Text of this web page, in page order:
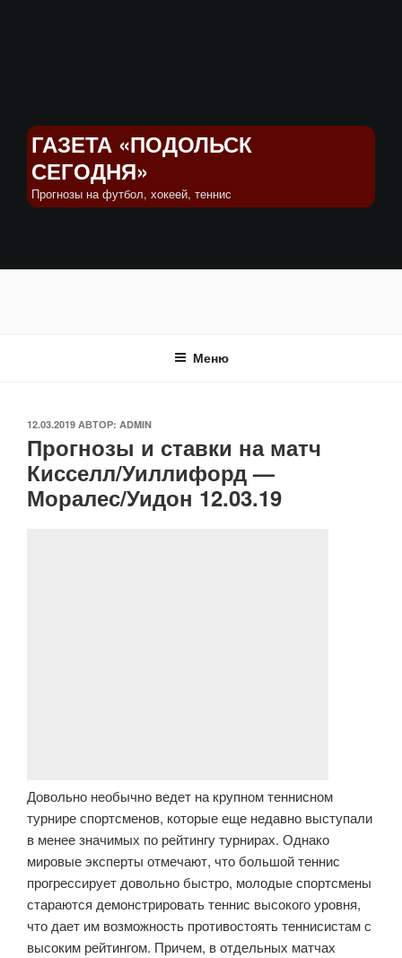
ГАЗЕТА «ПОДОЛЬСК
СЕГОДНЯ»
Прогнозы на футбол, хокеей, теннис
Меню
ОПУБЛИКОВАНО
12.03.2019 АВТОР: ADMIN
Прогнозы и ставки на матч
Кисселл/Уиллифорд —
Моралес/Уидон 12.03.19
Довольно необычно ведет на крупном теннисном
турнире спортсменов, которые еще недавно выступали
в менее значимых по рейтингу турнирах. Однако
мировые эксперты отмечают, что большой теннис
прогрессирует довольно быстро, молодые спортсмены
стараются демонстрировать теннис высокого уровня,
что дает им возможность противостоять теннисистам с
высоким рейтингом. Причем, в отдельных матчах